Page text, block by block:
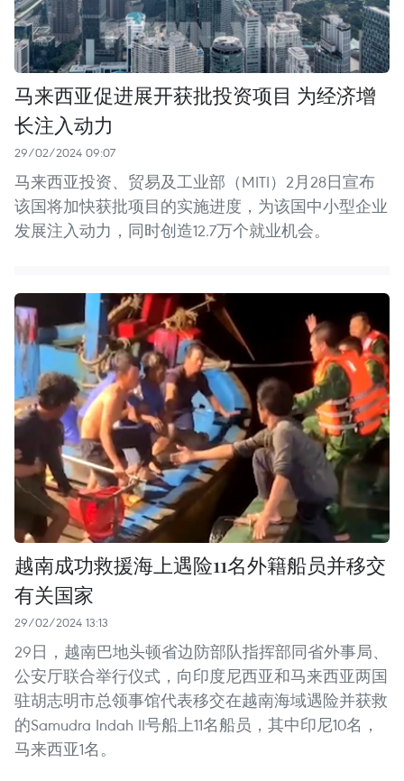
马来西亚促进展开获批投资项目 为经济增
长注入动力
29/02/2024 09:07
马来西亚投资、贸易及工业部（MITI）2月28日宣布
该国将加快获批项目的实施进度，为该国中小型企业
发展注入动力，同时创造12.7万个就业机会。
越南成功救援海上遇险11名外籍船员并移交
有关国家
29/02/2024 13:13
29日，越南巴地头顿省边防部队指挥部同省外事局、
公安厅联合举行仪式，向印度尼西亚和马来西亚两国
驻胡志明市总领事馆代表移交在越南海域遇险并获救
的Samudra Indah II号船上11名船员，其中印尼10名，
马来西亚1名。